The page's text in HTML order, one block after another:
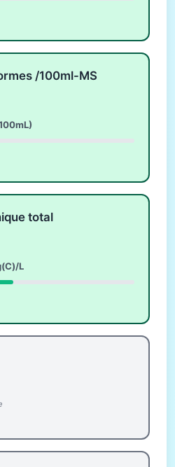
/100ml-MS
total
L